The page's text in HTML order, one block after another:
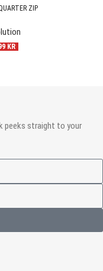
ZIP
KR
peeks straight to your